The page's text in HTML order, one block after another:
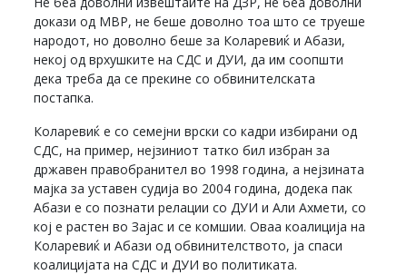
докази од МВР, не беше доволно тоа што се труеше
народот, но доволно беше за Коларевиќ и Абази,
некој од врхушките на СДС и ДУИ, да им соопшти
дека треба да се прекине со обвинителската
постапка.
Коларевиќ е со семејни врски со кадри избирани од
СДС, на пример, нејзиниот татко бил избран за
државен правобранител во 1998 година, а нејзината
мајка за уставен судија во 2004 година, додека пак
Абази е со познати релации со ДУИ и Али Ахмети, со
кој е растен во Зајас и се комшии. Оваа коалиција на
Коларевиќ и Абази од обвинителството, ја спаси
коалицијата на СДС и ДУИ во политиката.